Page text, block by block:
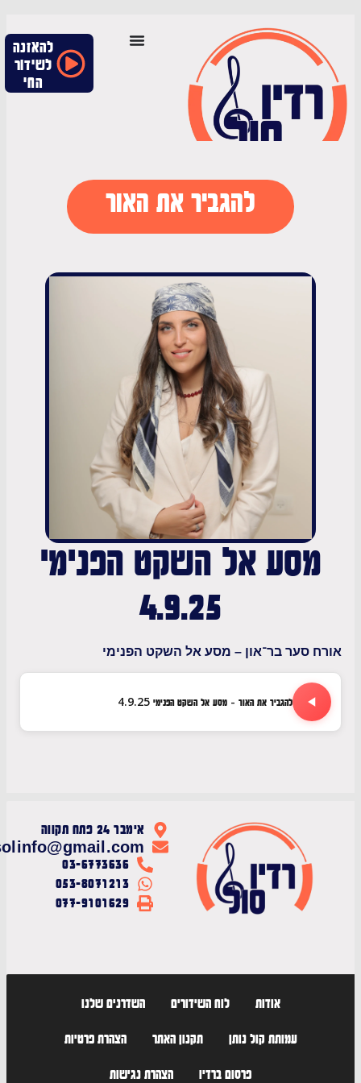
להאזנה
לשידור
החי
להגביר את האור
אל השקט הפנימי
4.9.25
סער בר־און – מסע אל השקט הפנימי
להגביר את האור - מסע אל השקט הפנימי 4.9.25
אימבר 24 פתח תקווה
radiosolinfo@gmail.com
03-6773636
053-8071213
077-9101629
לוח השידורים השדרנים שלנו
עמותת קול נותן תקנון האתר הצהרת פרטיות
פרסום ברדיו הצהרת נגישות